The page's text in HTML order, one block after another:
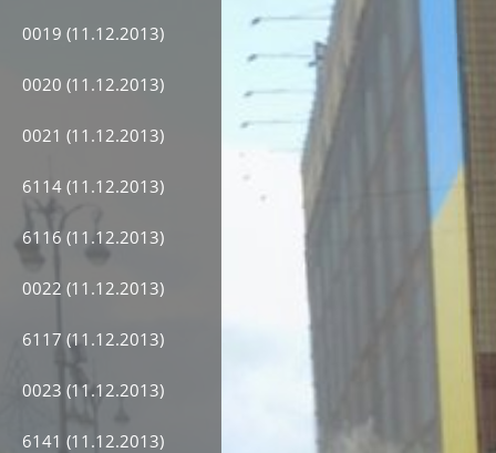
0019 (11.12.2013)
0020 (11.12.2013)
0021 (11.12.2013)
6114 (11.12.2013)
6116 (11.12.2013)
0022 (11.12.2013)
6117 (11.12.2013)
0023 (11.12.2013)
6141 (11.12.2013)